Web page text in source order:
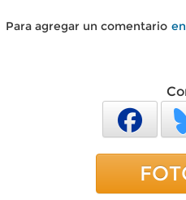
Para agregar un comentario